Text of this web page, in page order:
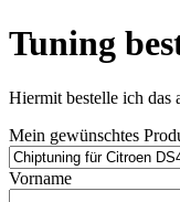
Tuning
Hiermit bestelle ich das
Mein gewünschtes
Vorname